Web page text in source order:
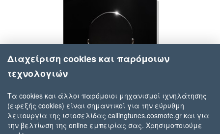
Swedish House Mafia
Ray Of Solar
Διαχείριση cookies και παρόμοιων
τεχνολογιών
Τα cookies και άλλοι παρόμοιοι μηχανισμοί ιχνηλάτησης
(εφεξής cookies) είναι σημαντικοί για την εύρυθμη
λειτουργία της ιστοσελίδας callingtunes.cosmote.gr και για
την βελτίωση της online εμπειρίας σας. Χρησιμοποιούμε